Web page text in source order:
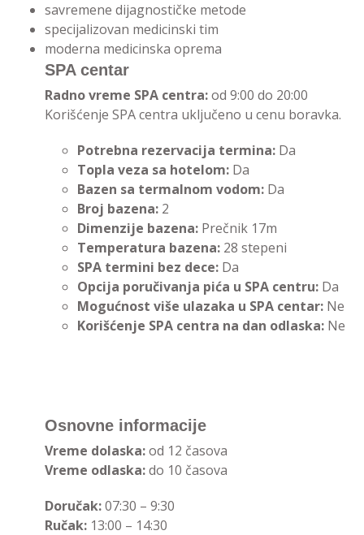
savremene dijagnostičke metode
specijalizovan medicinski tim
moderna medicinska oprema
SPA centar
Radno vreme SPA centra:od 9:00 do 20:00
Korišćenje SPA centra uključeno u cenu boravka.
Potrebna rezervacija termina: Da
Topla veza sa hotelom: Da
Bazen sa termalnom vodom: Da
Broj bazena: 2
Dimenzije bazena: Prečnik 17m
Temperatura bazena: 28 stepeni
SPA termini bez dece: Da
Opcija poručivanja pića u SPA centru: Da
Mogućnost više ulazaka u SPA centar: Ne
Korišćenje SPA centra na dan odlaska: Ne
Osnovne informacije
Vreme dolaska:od 12 časova
Vreme odlaska:do 10 časova
Doručak:07:30 – 9:30
Ručak: 13:00 – 14:30